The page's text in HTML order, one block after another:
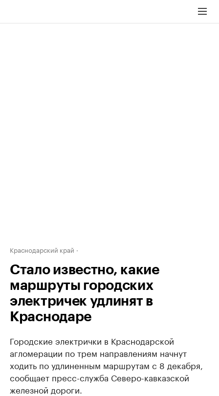
Краснодарский край
Стало известно, какие
маршруты городских
электричек удлинят в
Краснодаре
Городские электрички в Краснодарской
агломерации по трем направлениям начнут
ходить по удлиненным маршрутам с 8 декабря,
сообщает пресс-служба Северо-кавказской
железной дороги.